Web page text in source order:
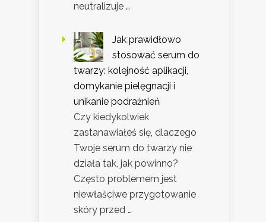
neutralizuje …
Jak prawidłowo
stosować serum do
twarzy: kolejność aplikacji,
domykanie pielęgnacji i
unikanie podrażnień
Czy kiedykolwiek
zastanawiałeś się, dlaczego
Twoje serum do twarzy nie
działa tak, jak powinno?
Często problemem jest
niewłaściwe przygotowanie
skóry przed …